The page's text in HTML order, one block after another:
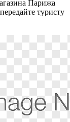
Парижа
туристу